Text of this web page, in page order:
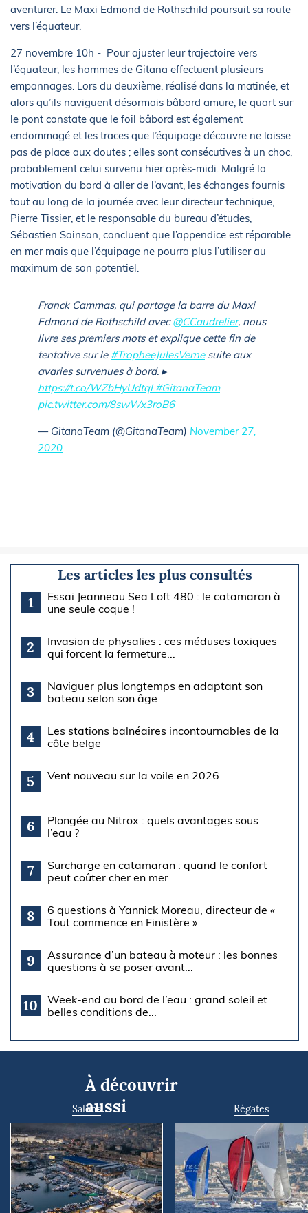
aventurer. Le Maxi Edmond de Rothschild poursuit sa route
vers l’équateur.
27 novembre 10h - Pour ajuster leur trajectoire vers
l’équateur, les hommes de Gitana effectuent plusieurs
empannages. Lors du deuxième, réalisé dans la matinée, et
alors qu’ils naviguent désormais bâbord amure, le quart sur
le pont constate que le foil bâbord est également
endommagé et les traces que l’équipage découvre ne laisse
pas de place aux doutes ; elles sont consécutives à un choc,
probablement celui survenu hier après-midi. Malgré la
motivation du bord à aller de l’avant, les échanges fournis
tout au long de la journée avec leur directeur technique,
Pierre Tissier, et le responsable du bureau d’études,
Sébastien Sainson, concluent que l’appendice est réparable
en mer mais que l’équipage ne pourra plus l’utiliser au
maximum de son potentiel.
Franck Cammas, qui partage la barre du Maxi
Edmond de Rothschild avec@CCaudrelier, nous
livre ses premiers mots et explique cette fin de
tentative sur le #TropheeJulesVernesuite aux
avaries survenues à bord. ▸
https://t.co/WZbHyUdtqL#GitanaTeam
pic.twitter.com/8swWx3roB6
— GitanaTeam (@GitanaTeam) November 27,
2020
Les articles les plus consultés
1
Essai Jeanneau Sea Loft 480 : le catamaran à
une seule coque !
2
Invasion de physalies : ces méduses toxiques
qui forcent la fermeture...
3
Naviguer plus longtemps en adaptant son
bateau selon son âge
4
Les stations balnéaires incontournables de la
côte belge
5 Vent nouveau sur la voile en 2026
6
Plongée au Nitrox : quels avantages sous
l’eau ?
7
Surcharge en catamaran : quand le confort
peut coûter cher en mer
8
6 questions à Yannick Moreau, directeur de «
Tout commence en Finistère »
9
Assurance d’un bateau à moteur : les bonnes
questions à se poser avant...
10
Week-end au bord de l’eau : grand soleil et
belles conditions de...
À découvrir
aussi
Salons Régates